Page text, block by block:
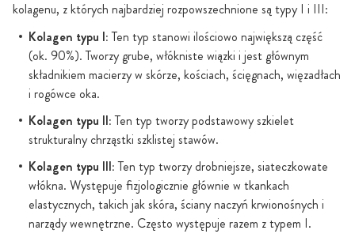
kolagenu, z których najbardziej rozpowszechnione są typy I i III:
Kolagen typu I:Ten typ stanowi ilościowo największą część
(ok. 90%). Tworzy grube, włókniste wiązki i jest głównym
składnikiem macierzy w skórze, kościach, ścięgnach, więzadłach
i rogówce oka.
Kolagen typu II:Ten typ tworzy podstawowy szkielet
strukturalny chrząstki szklistej stawów.
Kolagen typu III:Ten typ tworzy drobniejsze, siateczkowate
włókna. Występuje fizjologicznie głównie w tkankach
elastycznych, takich jak skóra, ściany naczyń krwionośnych i
narządy wewnętrzne. Często występuje razem z typem I.